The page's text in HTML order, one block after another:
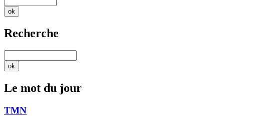
Recherche
Le mot du jour
TMN